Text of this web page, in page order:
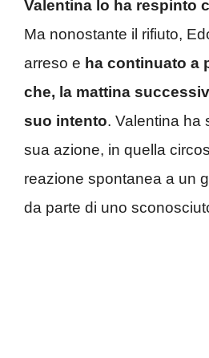
Valentina lo ha respinto
Ma nonostante il rifiuto,
arreso e ha continuato a
che, la mattina
suo intento. Valentina ha
sua azione, in quella
reazione spontanea a un
da parte di uno